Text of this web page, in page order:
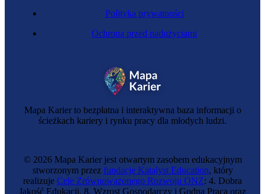
Betoniarz-zbrojarz
Mapa Karier to bezpłatna i interaktywna baza informacji o
ścieżkach kariery i rynku pracy dla młodych ludzi.
Polityka prywatności
Ochrona przed nadużyciami
© 2026 Mapa Karier jest otwartym zasobem edukacyjnym
stworzonym przez fundację Katalyst Education, który
realizuje Cele Zrównoważonego Rozwoju ONZ: 4. Dobra
Jakość Edukacji, 8. Wzrost Gospodarczy i Godna Praca oraz